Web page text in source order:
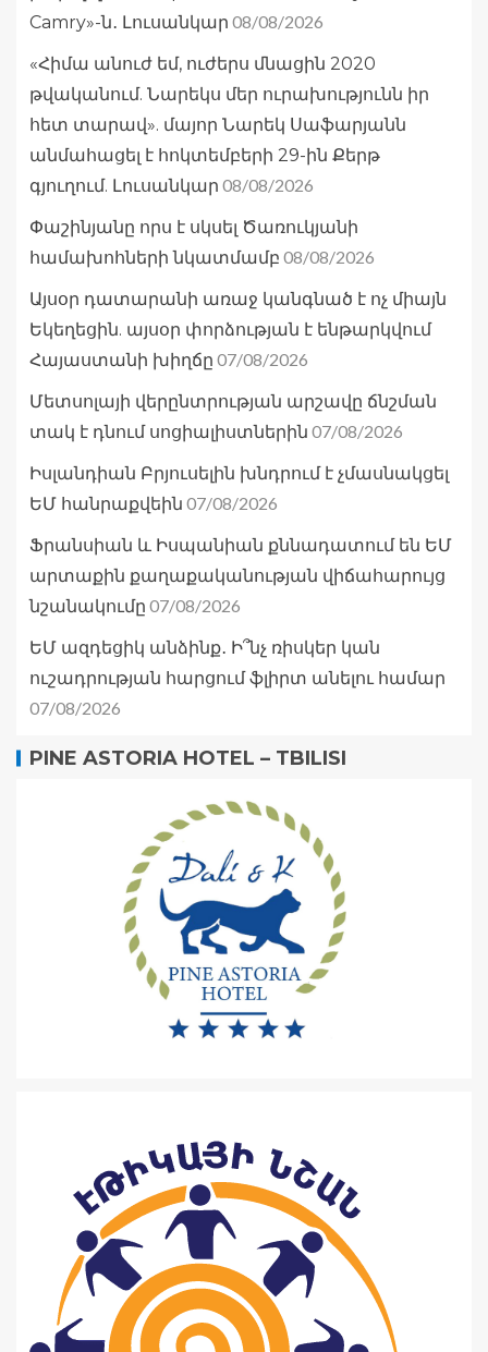
Camry»-ն․ Լուսանկար 08/08/2026
«Հիմա անուժ եմ, ուժերս մնացին 2020
թվականում. Նարեկս մեր ուրախությունն իր
հետ տարավ». մայոր Նարեկ Սաֆարյանն
անմահացել է հոկտեմբերի 29-ին Քերթ
գյուղում. Լուսանկար 08/08/2026
Փաշինյանը որս է սկսել Ծառուկյանի
համախոհների նկատմամբ 08/08/2026
Այսօր դատարանի առաջ կանգնած է ոչ միայն
Եկեղեցին. այսօր փորձության է ենթարկվում
Հայաստանի խիղճը 07/08/2026
Մետսոլայի վերընտրության արշավը ճնշման
տակ է դնում սոցիալիստներին 07/08/2026
Իսլանդիան Բրյուսելին խնդրում է չմասնակցել
ԵՄ հանրաքվեին 07/08/2026
Ֆրանսիան և Իսպանիան քննադատում են ԵՄ
արտաքին քաղաքականության վիճահարույց
նշանակումը 07/08/2026
ԵՄ ազդեցիկ անձինք․ Ի՞նչ ռիսկեր կան
ուշադրության հարցում ֆլիրտ անելու համար
07/08/2026
PINE ASTORIA HOTEL – TBILISI